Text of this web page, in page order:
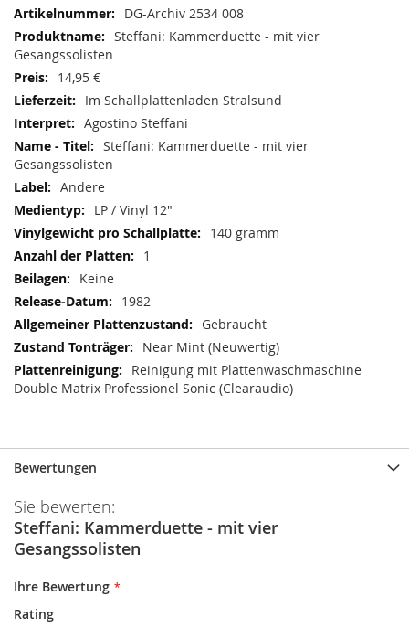
Mehr
Informationen
DG-Archiv 2534 008
Steffani: Kammerduette - mit vier
Gesangssolisten
14,95 €
Im Schallplattenladen Stralsund
Agostino Steffani
Steffani: Kammerduette - mit vier
Gesangssolisten
Andere
LP / Vinyl 12"
140 gramm
1
Keine
1982
Gebraucht
Near Mint (Neuwertig)
Reinigung mit Plattenwaschmaschine
Double Matrix Professionel Sonic (Clearaudio)
Bewertungen
Sie bewerten:
Steffani: Kammerduette - mit vier
Gesangssolisten
Ihre Bewertung
Rating